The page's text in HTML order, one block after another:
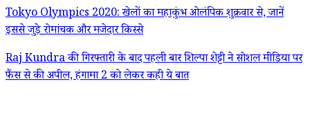
Tokyo Olympics 2020: खेलों का महाकुंभ ओलंपिक शुक्रवार से, जानें
इससे जुड़े रोमांचक और मजेदार किस्से
Raj Kundra की गिरफ्तारी के बाद पहली बार शिल्पा शेट्टी ने सोशल मीडिया पर
फैंस से की अपील, हंगामा 2 को लेकर कही ये बात